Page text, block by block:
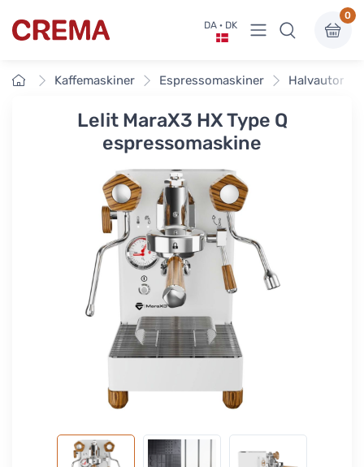
Crema DA · DK Vis undermenu
0
ForsideKaffemaskiner Espressomaskiner
Lelit MaraX3 HX Type Q
espressomaskine